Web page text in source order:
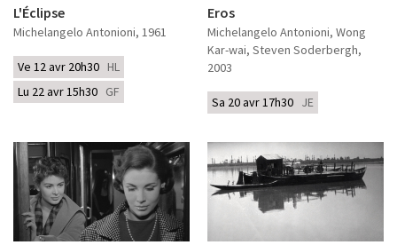
L'Éclipse
Michelangelo Antonioni, 1961
Ve 12 avr 20h30 HL
Lu 22 avr 15h30 GF
Eros
Michelangelo Antonioni, Wong
Kar-wai, Steven Soderbergh,
2003
Sa 20 avr 17h30 JE